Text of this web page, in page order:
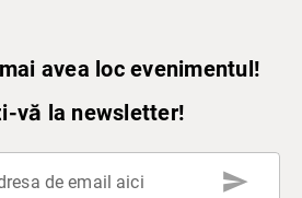
avea loc evenimentul!
vă la newsletter!
de email aici send